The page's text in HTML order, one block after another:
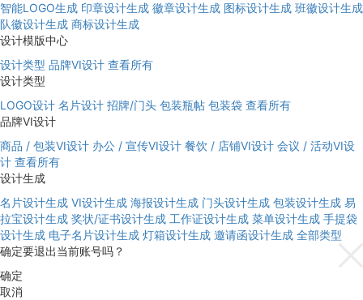
智能LOGO生成 印章设计生成 徽章设计生成 图标设计生成 班徽设计生成
队徽设计生成 商标设计生成
设计模版中心
设计类型 品牌VI设计 查看所有
设计类型
LOGO设计 名片设计 招牌/门头 包装瓶帖 包装袋 查看所有
品牌VI设计
商品 / 包装VI设计 办公 / 宣传VI设计 餐饮 / 店铺VI设计 会议 / 活动VI设
计 查看所有
设计生成
名片设计生成 VI设计生成 海报设计生成 门头设计生成 包装设计生成 易
拉宝设计生成 奖状/证书设计生成 工作证设计生成 菜单设计生成 手提袋
设计生成 电子名片设计生成 灯箱设计生成 邀请函设计生成 全部类型
确定要退出当前账号吗？
确定
取消